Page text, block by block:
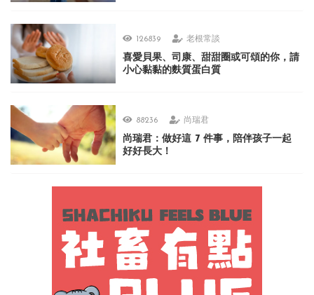
126839 老根常談
喜愛貝果、司康、甜甜圈或可頌的你，請
小心黏黏的麩質蛋白質
88236 尚瑞君
尚瑞君：做好這 7 件事，陪伴孩子一起
好好長大！